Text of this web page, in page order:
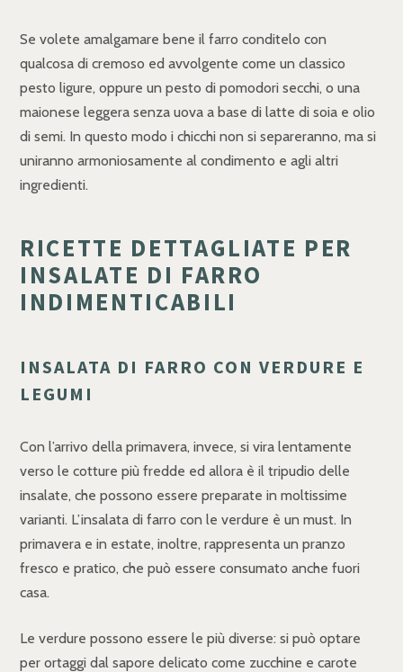
Se volete amalgamare bene il farro conditelo con
qualcosa di cremoso ed avvolgente come un classico
pesto ligure, oppure un pesto di pomodori secchi, o una
maionese leggera senza uova a base di latte di soia e olio
di semi. In questo modo i chicchi non si separeranno, ma si
uniranno armoniosamente al condimento e agli altri
ingredienti.
RICETTE DETTAGLIATE PER
INSALATE DI FARRO
INDIMENTICABILI
INSALATA DI FARRO CON VERDURE E
LEGUMI
Con l’arrivo della primavera, invece, si vira lentamente
verso le cotture più fredde ed allora è il tripudio delle
insalate, che possono essere preparate in moltissime
varianti. L’insalata di farro con le verdure è un must. In
primavera e in estate, inoltre, rappresenta un pranzo
fresco e pratico, che può essere consumato anche fuori
casa.
Le verdure possono essere le più diverse: si può optare
per ortaggi dal sapore delicato come zucchine e carote